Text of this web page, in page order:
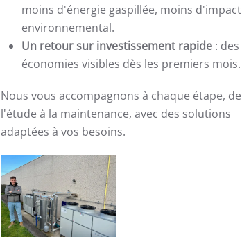
moins d'énergie gaspillée, moins d'impact
environnemental.
Un retour sur investissement rapide: des
économies visibles dès les premiers mois.
Nous vous accompagnons à chaque étape, de
l'étude à la maintenance, avec des solutions
adaptées à vos besoins.